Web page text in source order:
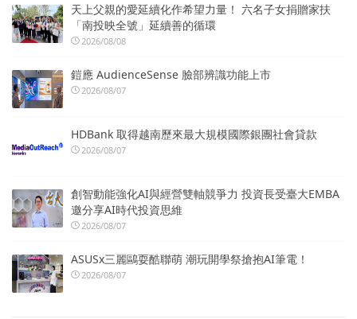
天上父親的愛延續化作希望力量！ 六名子女捐贈家扶
「南投映全號」延續善的循環
2026/08/08
鎧應 AudienceSense 臉部辨識功能上市
2026/08/07
HDBank 取得越南歷來最大規模國際銀團社會貸款
2026/08/07
創智動能強化AI與經營雙軸競爭力 投資長受臺大EMBA
邀分享AI時代投資思維
2026/08/07
ASUSx三麗鷗耍酷聯萌 潮玩開學祭搶抱AI筆電！
2026/08/07